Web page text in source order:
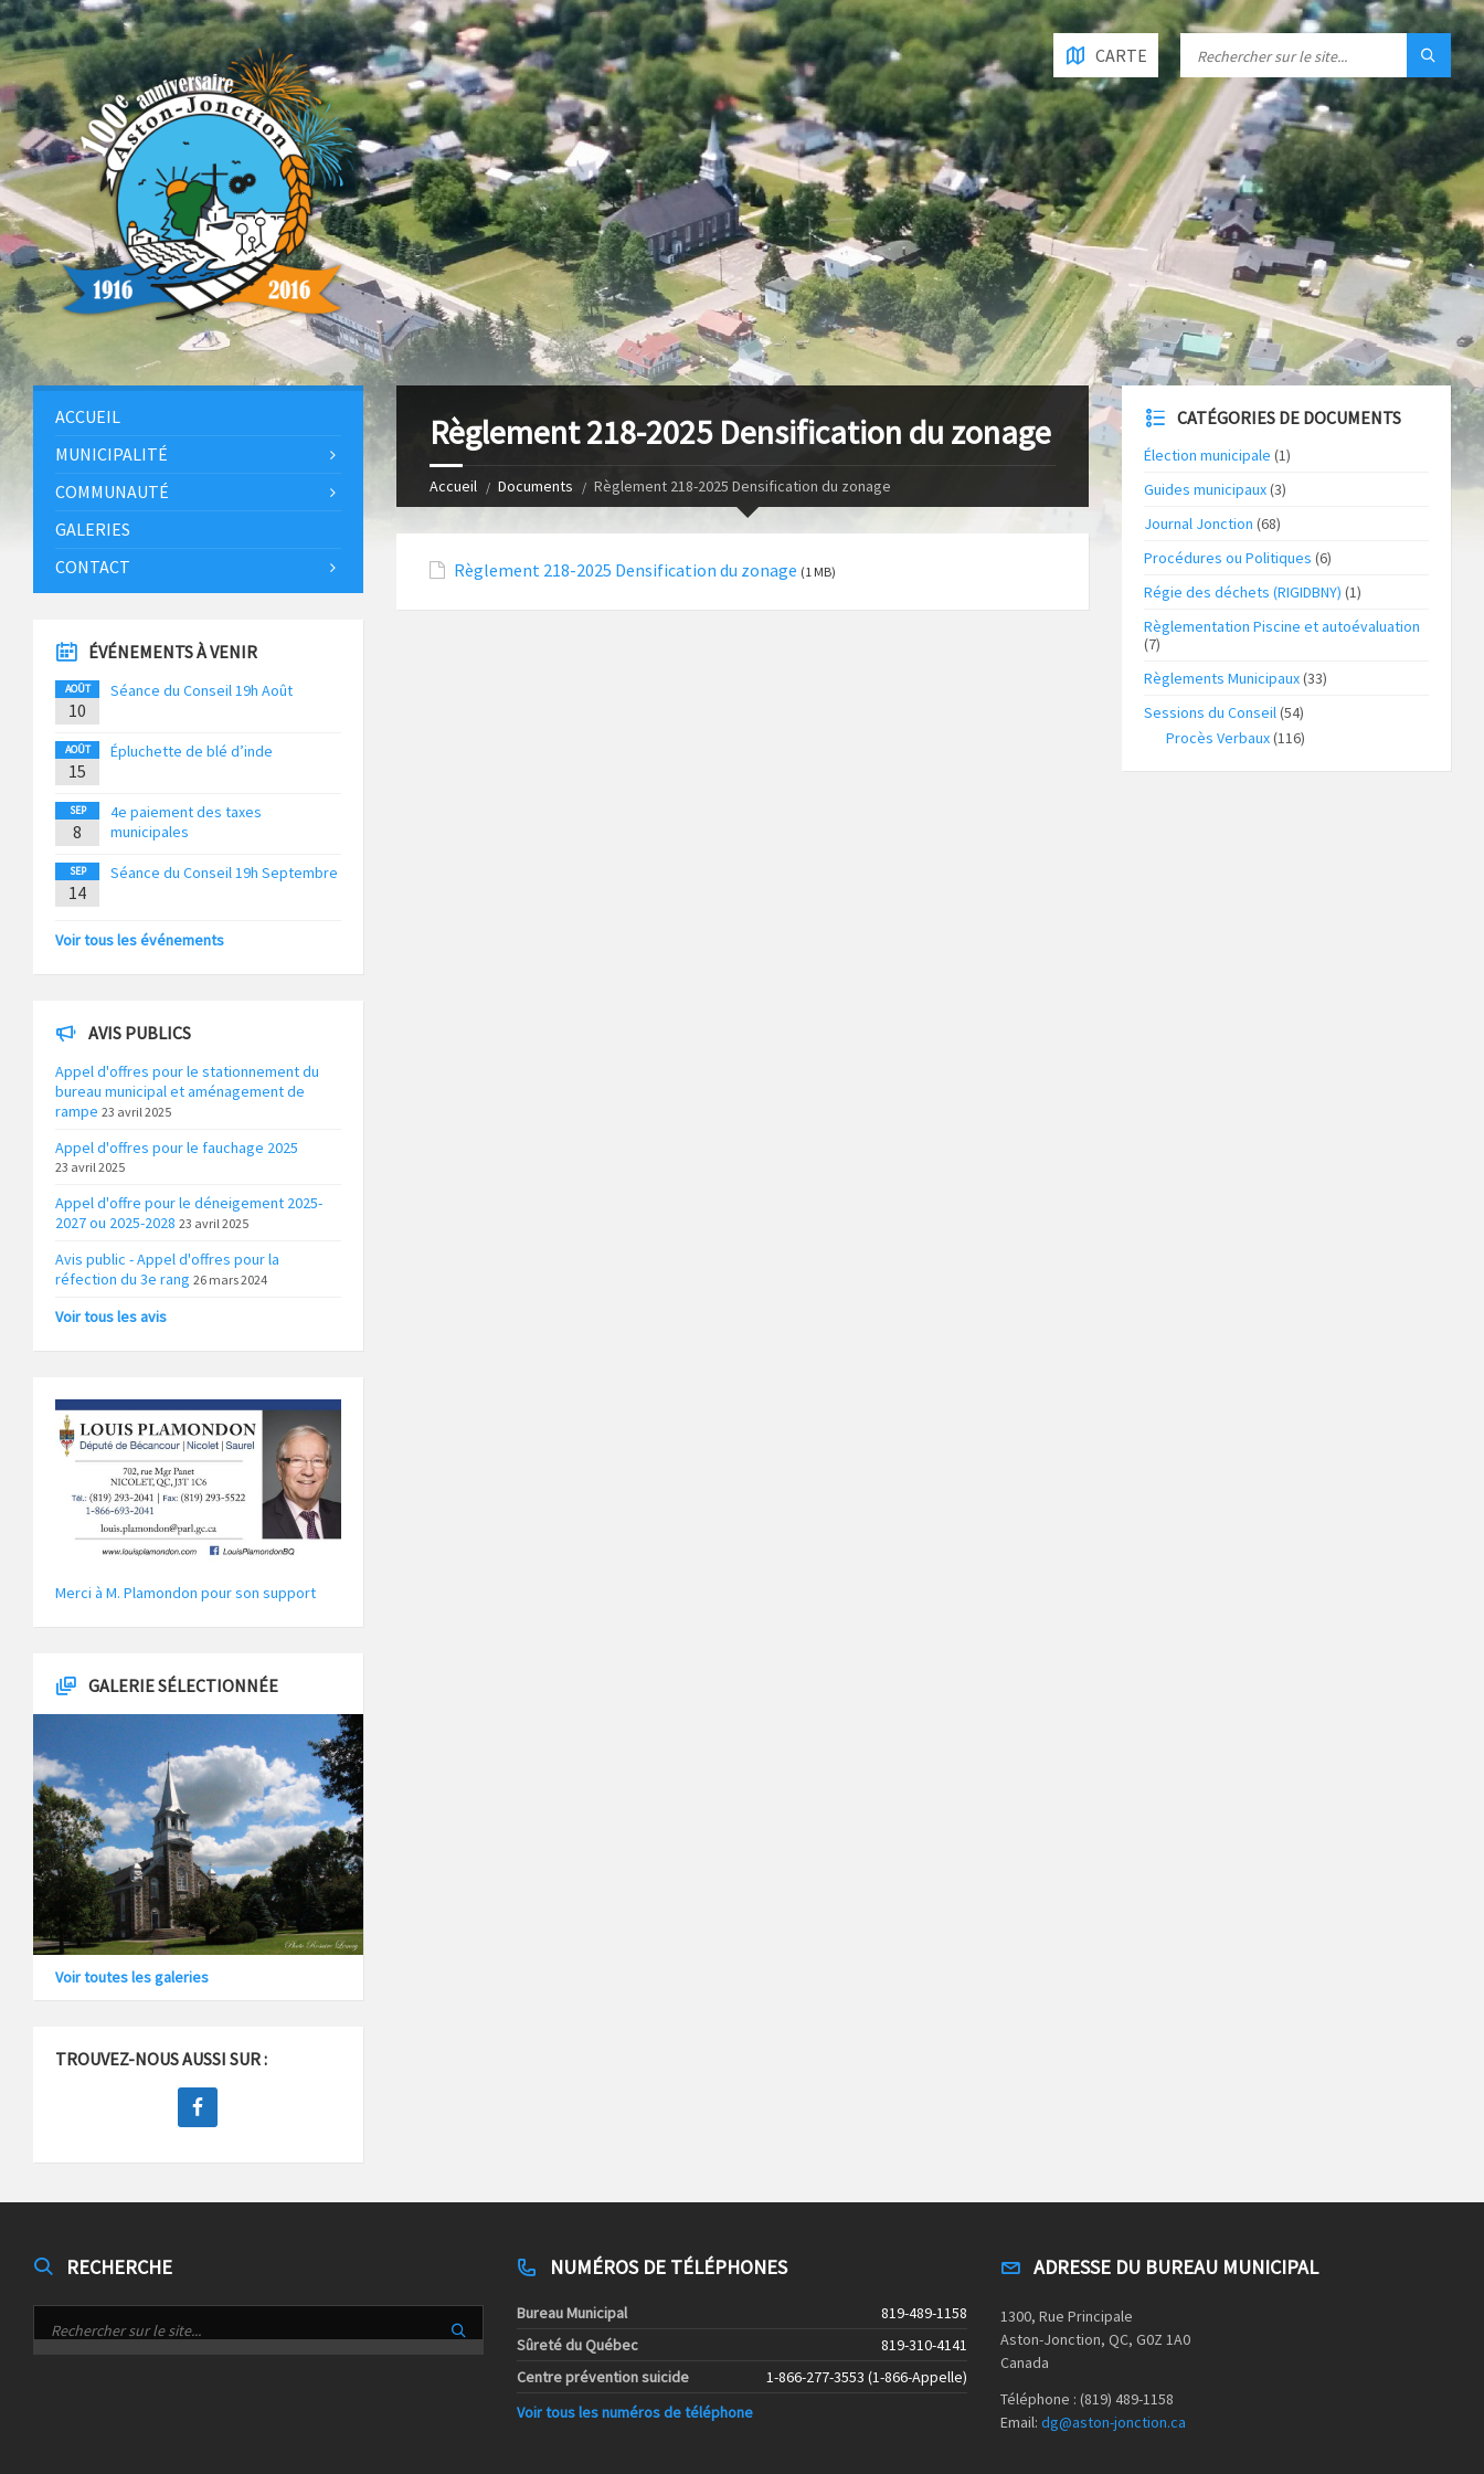
CARTE
Règlement 218-2025 Densification du zonage
Accueil Documents Règlement 218-2025 Densification du zonage
Règlement 218-2025 Densification du zonage (1 MB)
ACCUEIL
MUNICIPALITÉ
COMMUNAUTÉ
GALERIES
CONTACT
ÉVÉNEMENTS À VENIR
AOÛT
10
Séance du Conseil 19h Août
AOÛT
15
Épluchette de blé d’inde
SEP
8
4e paiement des taxes
municipales
SEP
14
Séance du Conseil 19h Septembre
Voir tous les événements
AVIS PUBLICS
Appel d'offres pour le stationnement du
bureau municipal et aménagement de
rampe 23 avril 2025
Appel d'offres pour le fauchage 2025
23 avril 2025
Appel d'offre pour le déneigement 2025-
2027 ou 2025-2028 23 avril 2025
Avis public - Appel d'offres pour la
réfection du 3e rang 26 mars 2024
Voir tous les avis
Merci à M. Plamondon pour son support
GALERIE SÉLECTIONNÉE
Voir toutes les galeries
TROUVEZ-NOUS AUSSI SUR :
CATÉGORIES DE DOCUMENTS
Élection municipale (1)
Guides municipaux(3)
Journal Jonction (68)
Procédures ou Politiques (6)
Régie des déchets (RIGIDBNY) (1)
Règlementation Piscine et autoévaluation
(7)
Règlements Municipaux(33)
Sessions du Conseil(54)
Procès Verbaux(116)
RECHERCHE NUMÉROS DE TÉLÉPHONES
Bureau Municipal
819-489-1158
Sûreté du Québec
819-310-4141
Centre prévention suicide
1-866-277-3553 (1-866-Appelle)
Voir tous les numéros de téléphone
ADRESSE DU BUREAU MUNICIPAL
1300, Rue Principale
Aston-Jonction, QC, G0Z 1A0
Canada
Téléphone : (819) 489-1158
Email: dg@aston-jonction.ca